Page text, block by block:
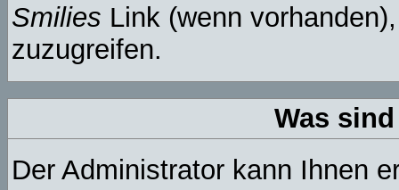
Smilies Link (wenn
zuzugreifen.
Was
Der Administrator kann Ihnen